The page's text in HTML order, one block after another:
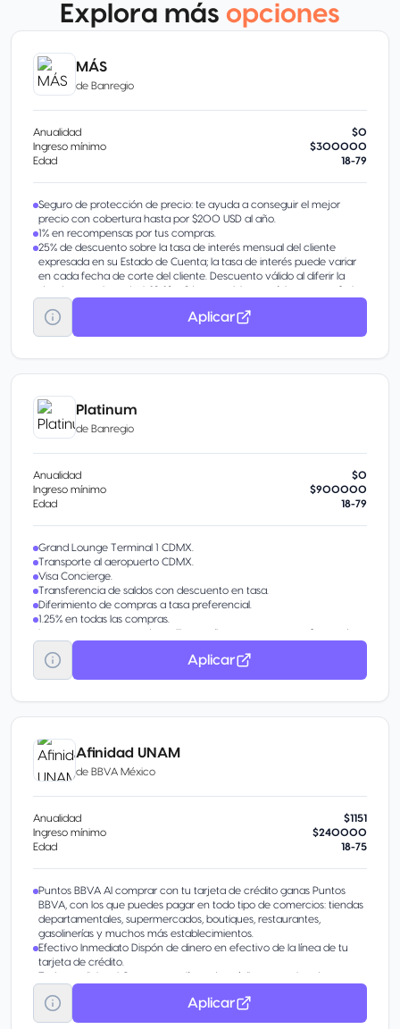
Explora más opciones
MÁS
de Banregio
Anualidad
$0
Ingreso mínimo
$300000
Edad
18-79
Seguro de protección de precio: te ayuda a conseguir el mejor
precio con cobertura hasta por $200 USD al año.
1% en recompensas por tus compras.
25% de descuento sobre la tasa de interés mensual del cliente
expresada en su Estado de Cuenta; la tasa de interés puede variar
en cada fecha de corte del cliente. Descuento válido al diferir la
deuda a un plazo de 6, 12, 18 y 24 meses. Monto mínimo a transferir
$1,000 y el máximo a transferir será hasta el 80% de tu Línea de
Crédito. Solo aplica para pagos de Tarjetas de Crédito Bancarias, no
aplica para tarjetas de crédito departamentales, american express,
Alertas a celular vía sms de compras menores o iguales a $1,000
previa contratación, no aplica comisión.
Ingresa a www.visa.com.mx para conocer más detalle
Limitado a un sólo diferimiento activo en tu línea de crédito,
consulta con tu asesor.
Aplicar
Platinum
de Banregio
Anualidad
$0
Ingreso mínimo
$900000
Edad
18-79
Grand Lounge Terminal 1 CDMX.
Transporte al aeropuerto CDMX.
Visa Concierge.
Transferencia de saldos con descuento en tasa.
Diferimiento de compras a tasa preferencial.
1.25% en todas las compras.
Las recompensas pueden utilizarse directamente como forma de
pago en terminales y compras en línea.
Aplicar
Afinidad UNAM
de BBVA México
Anualidad
$1151
Ingreso mínimo
$240000
Edad
18-75
Puntos BBVA Al comprar con tu tarjeta de crédito ganas Puntos
BBVA, con los que puedes pagar en todo tipo de comercios: tiendas
departamentales, supermercados, boutiques, restaurantes,
gasolinerías y muchos más establecimientos.
Efectivo Inmediato Dispón de dinero en efectivo de la línea de tu
tarjeta de crédito.
Tarjeta adicional Comparte tu línea de crédito con quien desees.
Otorga tarjetas de crédito adicionales a tus seres queridos, siempre
y cuando sean mayores de edad.
Apoyo de educación para tus hijos. Cobertura en caso de que el
Aplicar